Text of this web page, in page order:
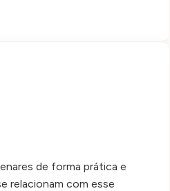
de forma prática e
relacionam com esse